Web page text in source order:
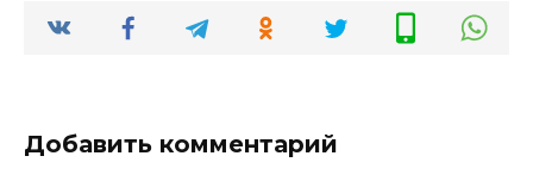
Добавить комментарий